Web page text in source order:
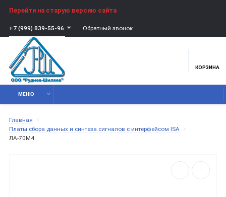
Перейти на старую версию сайта
+7 (999) 839-55-96 Обратный звонок
КОРЗИНА
МЕНЮ
Главная
Платы сбора данных и синтеза сигналов с интерфейсом ISA
ЛА-70М4